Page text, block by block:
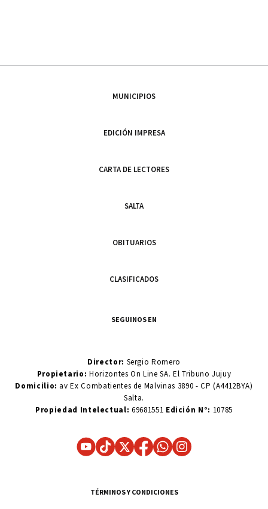
MUNICIPIOS
EDICIÓN IMPRESA
CARTA DE LECTORES
SALTA
OBITUARIOS
CLASIFICADOS
SEGUINOS EN
Director: Sergio Romero
Propietario:Horizontes On Line SA. El Tribuno Jujuy
Domicilio: av Ex Combatientes de Malvinas 3890 - CP (A4412BYA)
Salta.
Propiedad Intelectual: 69681551 Edición N°: 10785
TÉRMINOS Y CONDICIONES